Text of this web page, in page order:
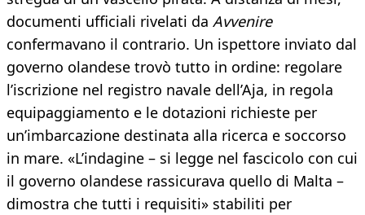
documenti ufficiali rivelati da Avvenire
confermavano il contrario. Un ispettore inviato dal
governo olandese trovò tutto in ordine: regolare
l’iscrizione nel registro navale dell’Aja, in regola
equipaggiamento e le dotazioni richieste per
un’imbarcazione destinata alla ricerca e soccorso
in mare. «L’indagine – si legge nel fascicolo con cui
il governo olandese rassicurava quello di Malta –
dimostra che tutti i requisiti» stabiliti per